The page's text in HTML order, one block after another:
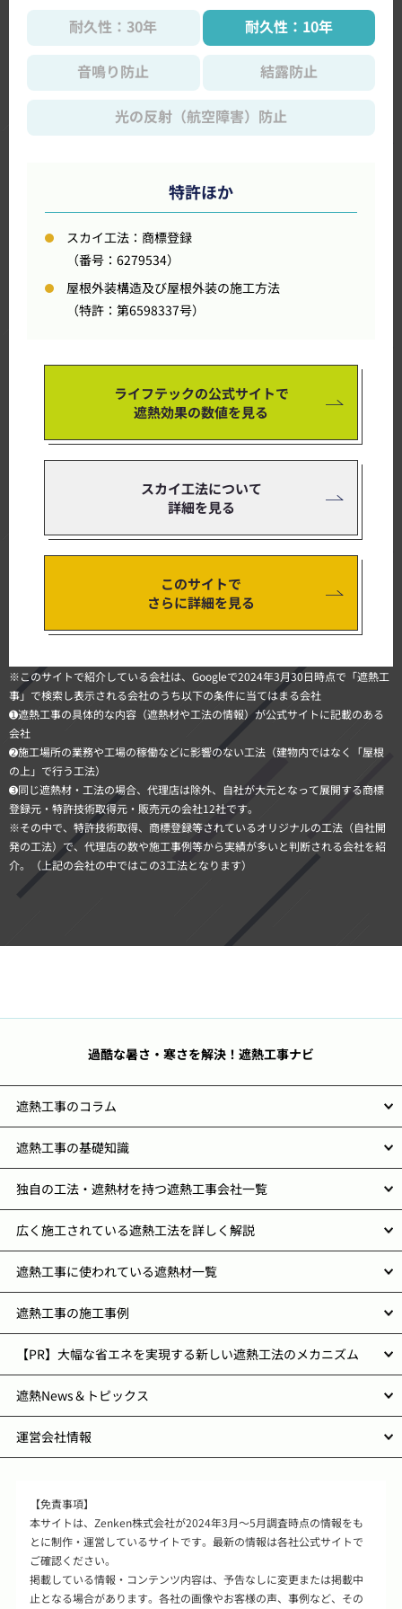
耐久性：30年 耐久性：10年
音鳴り防止 結露防止
光の反射（航空障害）防止
特許ほか
スカイ工法：商標登録
（番号：6279534）
屋根外装構造及び屋根外装の施工方法
（特許：第6598337号）
ライフテックの公式サイトで
遮熱効果の数値を見る
スカイ工法について
詳細を見る
このサイトで
さらに詳細を見る
※このサイトで紹介している会社は、Googleで2024年3月30日時点で「遮熱工
事」で検索し表示される会社のうち以下の条件に当てはまる会社
➊遮熱工事の具体的な内容（遮熱材や工法の情報）が公式サイトに記載のある
会社
➋施工場所の業務や工場の稼働などに影響のない工法（建物内ではなく「屋根
の上」で行う工法）
➌同じ遮熱材・工法の場合、代理店は除外、自社が大元となって展開する商標
登録元・特許技術取得元・販売元の会社12社です。
※その中で、特許技術取得、商標登録等されているオリジナルの工法（自社開
発の工法）で、代理店の数や施工事例等から実績が多いと判断される会社を紹
介。（上記の会社の中ではこの3工法となります）
過酷な暑さ・寒さを解決！遮熱工事ナビ
遮熱工事のコラム
遮熱工事の基礎知識
独自の工法・遮熱材を持つ遮熱工事会社一覧
広く施工されている遮熱工法を詳しく解説
遮熱工事に使われている遮熱材一覧
遮熱工事の施工事例
【PR】大幅な省エネを実現する新しい遮熱工法のメカニズム
遮熱News＆トピックス
運営会社情報
【免責事項】
本サイトは、Zenken株式会社が2024年3月～5月調査時点の情報をも
とに制作・運営しているサイトです。最新の情報は各社公式サイトで
ご確認ください。
掲載している情報・コンテンツ内容は、予告なしに変更または掲載中
止となる場合があります。各社の画像やお客様の声、事例など、その